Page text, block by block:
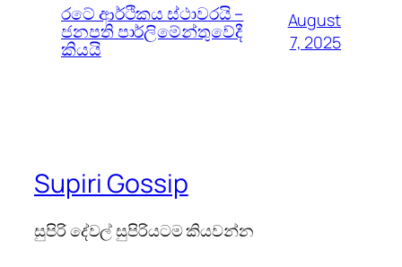
රටේ ආර්ථිකය ස්ථාවරයි –
ජනපති පාර්ලිමේන්තුවේදී
කියයි
August
7, 2025
Supiri Gossip
සුපිරි දේවල් සුපිරියටම කියවන්න